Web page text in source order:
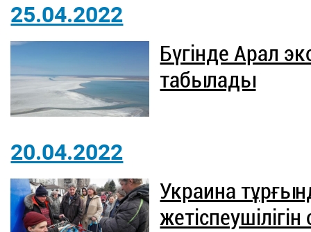
25.04.2022
Бүгінде Арал
табылады
20.04.2022
Украина
жетіспеушілігін